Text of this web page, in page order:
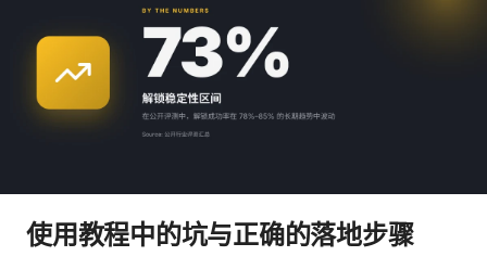
使用教程中的坑与正确的落地步骤